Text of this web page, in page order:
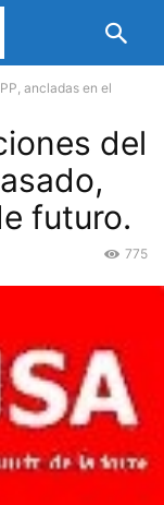
ancladas en el
del
futuro.
775